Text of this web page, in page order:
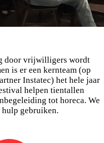
door vrijwilligers wordt
is er een kernteam (op
Instatec) het hele jaar
helpen tientallen
tot horeca. We
hulp gebruiken.